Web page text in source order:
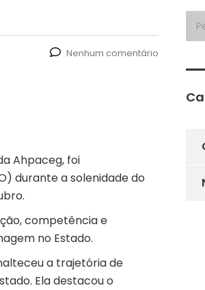
Nenhum comentário
Ahpaceg, foi
durante a solenidade do
competência e
no Estado.
a trajetória de
Ela destacou o